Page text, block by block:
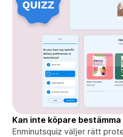
Kan inte köpare bestämma
Enminutsquiz väljer rätt